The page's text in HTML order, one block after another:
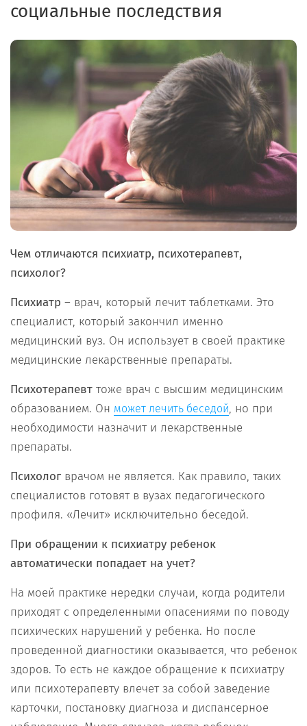
социальные последствия
Чем отличаются психиатр, психотерапевт,
психолог?
Психиатр – врач, который лечит таблетками. Это
специалист, который закончил именно
медицинский вуз. Он использует в своей практике
медицинские лекарственные препараты.
Психотерапевт тоже врач с высшим медицинским
образованием. Он может лечить беседой, но при
необходимости назначит и лекарственные
препараты.
Психолог врачом не является. Как правило, таких
специалистов готовят в вузах педагогического
профиля. «Лечит» исключительно беседой.
При обращении к психиатру ребенок
автоматически попадает на учет?
На моей практике нередки случаи, когда родители
приходят с определенными опасениями по поводу
психических нарушений у ребенка. Но после
проведенной диагностики оказывается, что ребенок
здоров. То есть не каждое обращение к психиатру
или психотерапевту влечет за собой заведение
карточки, постановку диагноза и диспансерное